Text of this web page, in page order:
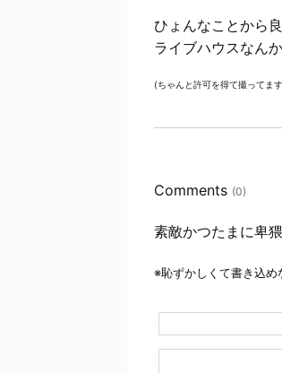
ひょんなことから
ライブハウスなん
(ちゃんと許可を得て撮ってま
Comments (0)
素敵かつたまに卑
※恥ずかしくて書き込め